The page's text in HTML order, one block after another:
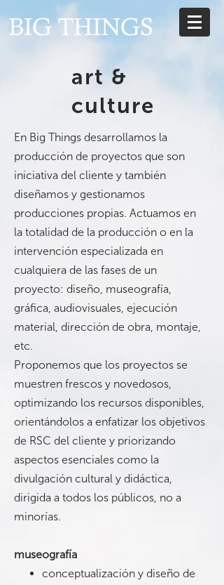
art &
culture
En Big Things desarrollamos la
producción de proyectos que son
iniciativa del cliente y también
diseñamos y gestionamos
producciones propias. Actuamos en
la totalidad de la producción o en la
intervención especializada en
cualquiera de las fases de un
proyecto: diseño, museografía,
gráfica, audiovisuales, ejecución
material, dirección de obra, montaje,
etc.
Proponemos que los proyectos se
muestren frescos y novedosos,
optimizando los recursos disponibles,
orientándolos a enfatizar los objetivos
de RSC del cliente y priorizando
aspectos esenciales como la
divulgación cultural y didáctica,
dirigida a todos los públicos, no a
minorías.
museografía
conceptualización y diseño de